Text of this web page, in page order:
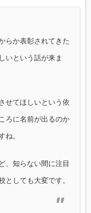
らか表彰されてきた
いという話が来ま
せてほしいという依
ろに名前が出るのか
ね。
、知らない間に注目
としても大変です。